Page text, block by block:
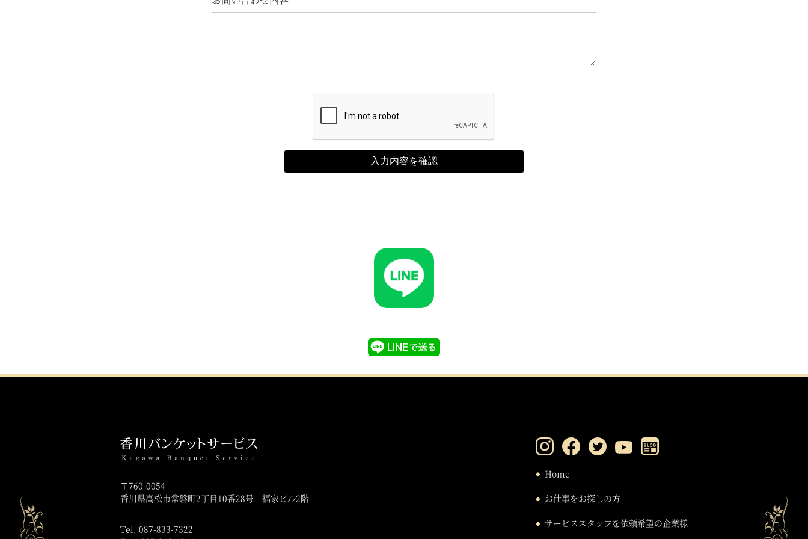
入力内容を確認
〒760-0054
香川県高松市常磐町2丁目10番28号
福家ビル2階
Tel. 087-833-7322
Home
お仕事をお探しの方
サービススタッフを依頼希望の企業様